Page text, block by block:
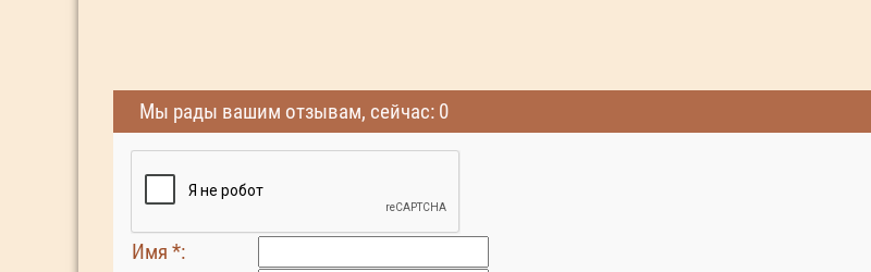
Мы рады вашим отзывам, сейчас: 0
Имя *: